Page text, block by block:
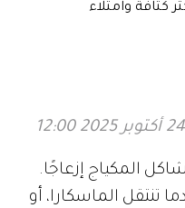
كثافة وامتلاء
المكياج إزعاجًا.
تنتقل الماسكارا، أو